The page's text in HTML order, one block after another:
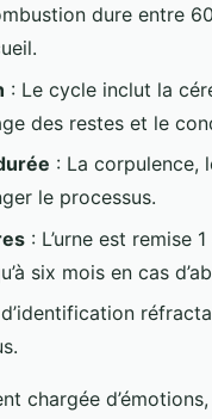
dure entre
: Le cycle inclut la
des restes et le
: La corpulence,
le processus.
: L’urne est remise
six mois en cas
chargée